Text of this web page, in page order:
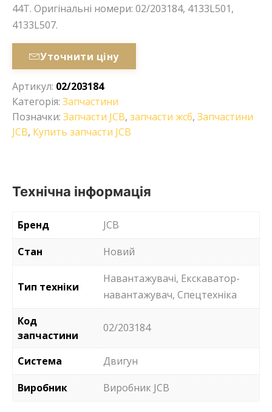
44T. Оригінальні номери: 02/203184, 4133L501,
4133L507.
Уточнити ціну
Артикул: 02/203184
Категорія: Запчастини
Позначки: Запчасти JCB, запчасти жсб, Запчастини
JCB, Купить запчасти JCB
Технічна інформація
Бренд
JCB
Стан
Новий
Тип техніки
Навантажувачі, Екскаватор-
навантажувач, Спецтехніка
Код
запчастини
02/203184
Система
Двигун
Виробник
Виробник JCB